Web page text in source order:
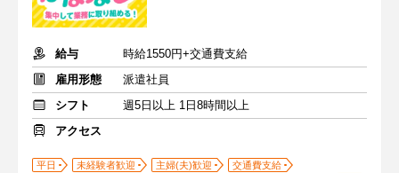
給与
時給1550円+交通費支給
雇用形態
派遣社員
シフト
週5日以上 1日8時間以上
アクセス
平日 未経験者歓迎 主婦(夫)歓迎
交通費支給